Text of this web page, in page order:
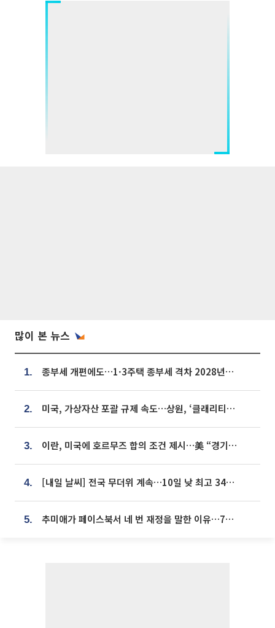
많이 본 뉴스
1. 종부세 개편에도…1·3주택 종부세 격차 2028년부터 확대
2. 미국, 가상자산 포괄 규제 속도…상원, ‘클래리티법’ 9월 절차투표 추진
3. 이란, 미국에 호르무즈 합의 조건 제시…美 “경기 아직 안 끝나” [종합]
4. [내일 날씨] 전국 무더위 계속…10일 낮 최고 34도 육박
5. 추미애가 페이스북서 네 번 재정을 말한 이유…7700억 추경 열쇠는 도의회에